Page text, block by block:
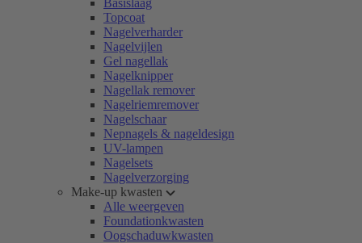
Basislaag
Topcoat
Nagelverharder
Nagelvijlen
Gel nagellak
Nagelknipper
Nagellak remover
Nagelriemremover
Nagelschaar
Nepnagels & nageldesign
UV-lampen
Nagelsets
Nagelverzorging
Make-up kwasten
Alle weergeven
Foundationkwasten
Oogschaduwkwasten